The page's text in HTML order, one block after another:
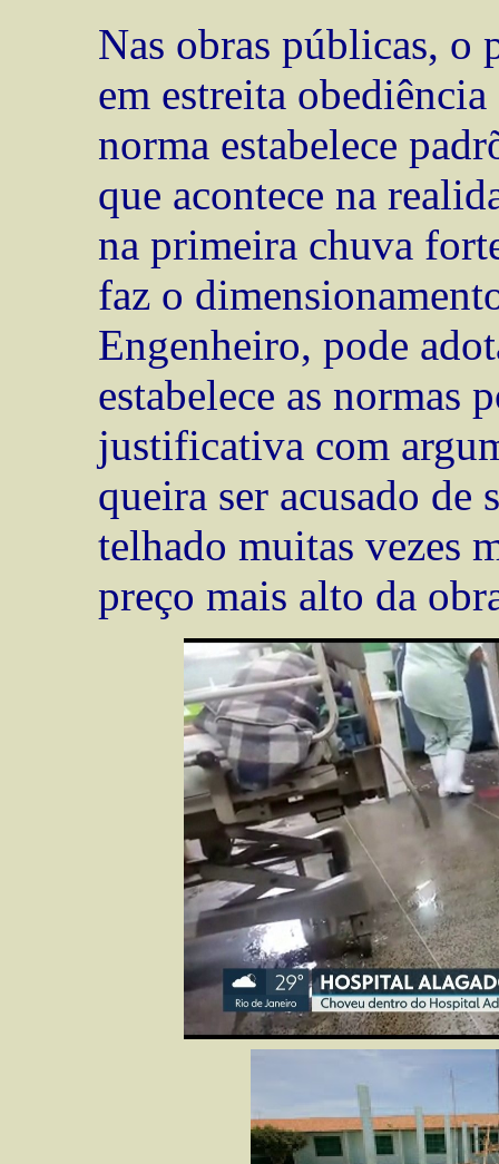
Nas obras públicas, o
em estreita
norma estabelece
que acontece na
na primeira chuva
faz o
Engenheiro, pode
estabelece as normas
justificativa com
queira ser acusado
telhado muitas vezes
preço mais alto da